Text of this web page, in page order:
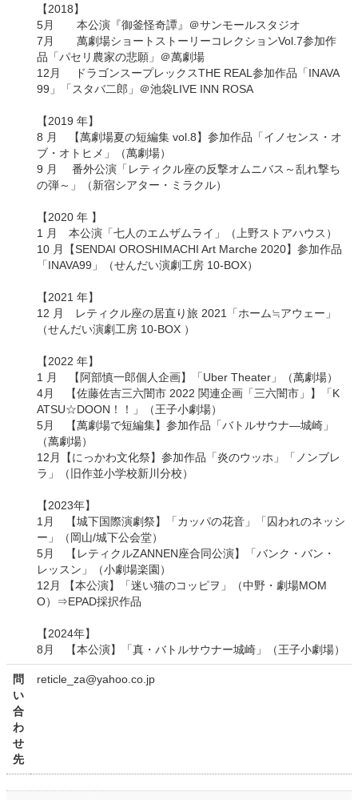
【2018】
5月 本公演『御釜怪奇譚』＠サンモールスタジオ
7月 萬劇場ショートストーリーコレクションVol.7参加作
品「パセリ農家の悲願」＠萬劇場
12月 ドラゴンスープレックスTHE REAL参加作品「INAVA
99」「スタバ二郎」＠池袋LIVE INN ROSA
【2019 年】
8 月 【萬劇場夏の短編集 vol.8】参加作品「イノセンス・オ
ブ・オトヒメ」（萬劇場）
9 月 番外公演「レティクル座の反撃オムニバス～乱れ撃ち
の弾～」（新宿シアター・ミラクル）
【2020 年 】
1 月 本公演「七人のエムザムライ」（上野ストアハウス）
10 月【SENDAI OROSHIMACHI Art Marche 2020】参加作品
「INAVA99」（せんだい演劇工房 10-BOX）
【2021 年】
12 月 レティクル座の居直り旅 2021「ホーム≒アウェー」
（せんだい演劇工房 10-BOX ）
【2022 年】
1 月 【阿部慎一郎個人企画】「Uber Theater」（萬劇場）
4月 【佐藤佐吉三六闇市 2022 関連企画「三六闇市」】「K
ATSU☆DOON！！」（王子小劇場）
5月 【萬劇場で短編集】参加作品「バトルサウナ―城崎」
（萬劇場）
12月【にっかわ文化祭】参加作品「炎のウッホ」「ノンブレ
ラ」（旧作並小学校新川分校）
【2023年】
1月 【城下国際演劇祭】「カッパの花音」「囚われのネッシ
ー」（岡山/城下公会堂）
5月 【レティクルZANNEN座合同公演】「バンク・バン・
レッスン」（小劇場楽園）
12月 【本公演】「迷い猫のコッピヲ」（中野・劇場MOM
O）⇒EPAD採択作品
【2024年】
8月 【本公演】「真・バトルサウナー城崎」（王子小劇場）
問
い
合
わ
せ
先
reticle_za@yahoo.co.jp